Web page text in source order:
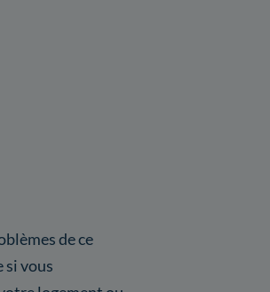
de ce
si vous